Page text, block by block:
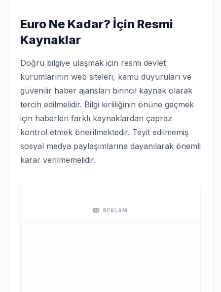
Euro Ne Kadar? İçin Resmi
Kaynaklar
Doğru bilgiye ulaşmak için resmi devlet
kurumlarının web siteleri, kamu duyuruları ve
güvenilir haber ajansları birincil kaynak olarak
tercih edilmelidir. Bilgi kirliliğinin önüne geçmek
için haberleri farklı kaynaklardan çapraz
kontrol etmek önerilmektedir. Teyit edilmemiş
sosyal medya paylaşımlarına dayanılarak önemli
karar verilmemelidir.
REKLAM